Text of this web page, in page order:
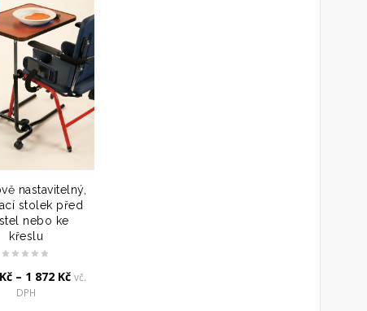
nastavitelný,
stolek před
nebo ke
křeslu
Kč– 1 872 Kč vč.
DPH